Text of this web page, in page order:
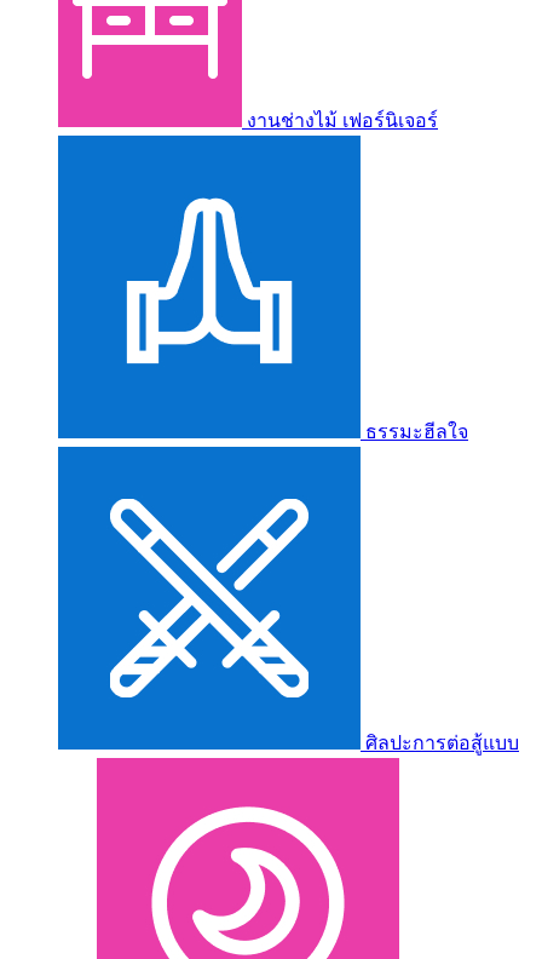
งานช่างไม้ เฟอร์นิเจอร์
ธรรมะฮีลใจ
ศิลปะการต่อสู้แบบ